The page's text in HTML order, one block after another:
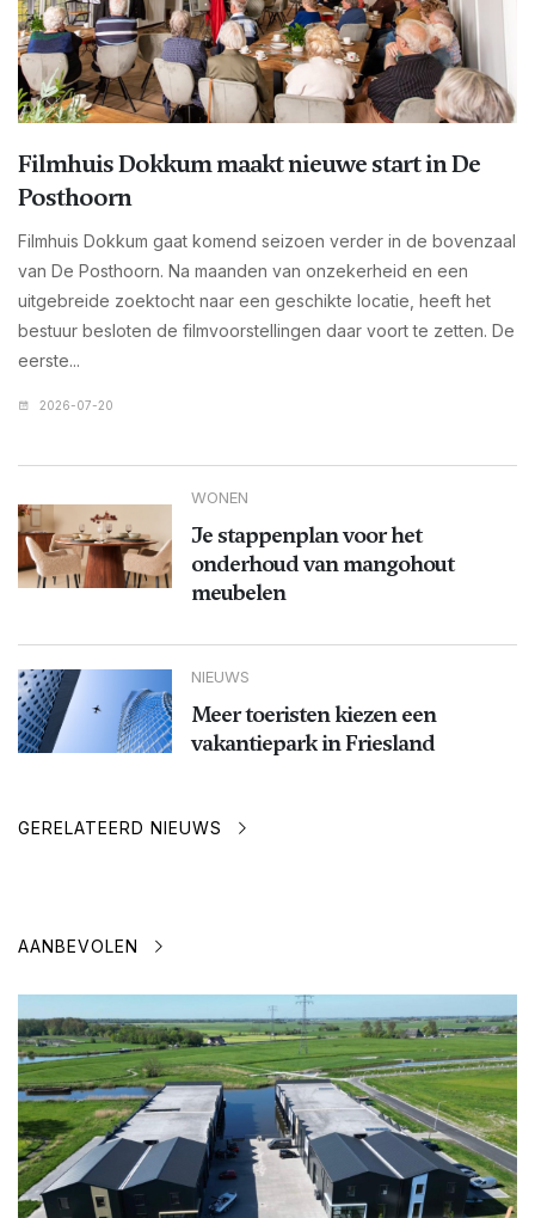
Filmhuis Dokkum maakt nieuwe start in De
Posthoorn
Filmhuis Dokkum gaat komend seizoen verder in de bovenzaal
van De Posthoorn. Na maanden van onzekerheid en een
uitgebreide zoektocht naar een geschikte locatie, heeft het
bestuur besloten de filmvoorstellingen daar voort te zetten. De
eerste...
2026-07-20
WONEN
Je stappenplan voor het
onderhoud van mangohout
meubelen
NIEUWS
Meer toeristen kiezen een
vakantiepark in Friesland
GERELATEERD NIEUWS
AANBEVOLEN